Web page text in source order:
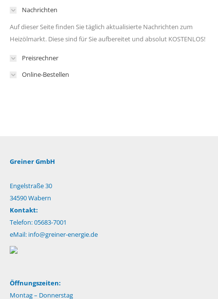
Nachrichten
Auf dieser Seite finden Sie täglich aktualisierte Nachrichten zum
Heizölmarkt. Diese sind für Sie aufbereitet und absolut KOSTENLOS!
Preisrechner
Online-Bestellen
Greiner GmbH
Engelstraße 30
34590 Wabern
Kontakt:
Telefon: 05683-7001
eMail: info@greiner-energie.de
Öffnungszeiten:
Montag – Donnerstag